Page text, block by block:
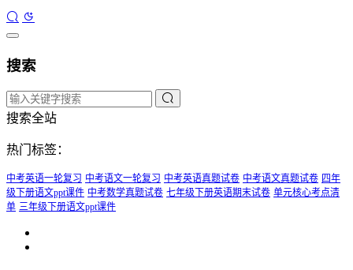
搜索
搜索全站
热门标签：
中考英语一轮复习 中考语文一轮复习 中考英语真题试卷 中考语文真题试卷 四年
级下册语文ppt课件 中考数学真题试卷 七年级下册英语期末试卷 单元核心考点清
单 三年级下册语文ppt课件